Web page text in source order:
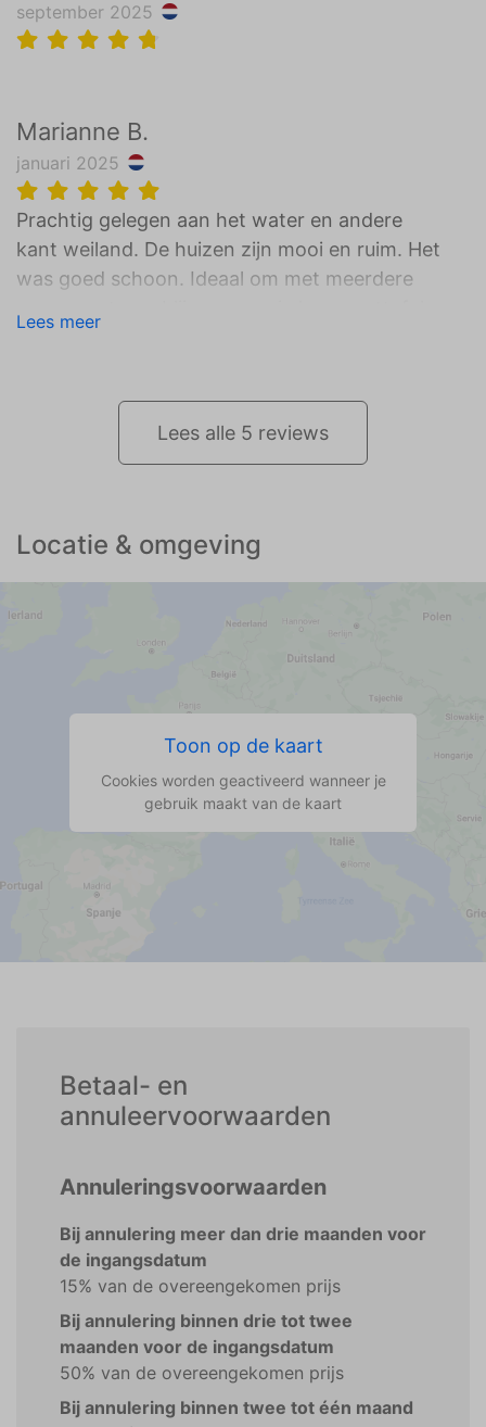
september 2025
Marianne B.
januari 2025
Prachtig gelegen aan het water en andere
kant weiland. De huizen zijn mooi en ruim. Het
was goed schoon. Ideaal om met meerdere
dat er een kerstboom was neergezet.
Keukeninventaris is goed over nagedacht en
Wij hadden huis met sauna wat heerlijk was.
Wij hadden geen kleine kinderen in ons
kindvriendelijkheid niet echt kan aangeven.
Lees meer
Lees alle 5 reviews
Locatie & omgeving
Toon op de kaart
Cookies worden geactiveerd wanneer je
gebruik maakt van de kaart
Betaal- en
annuleervoorwaarden
Annuleringsvoorwaarden
Bij annulering meer dan drie maanden voor
de ingangsdatum
15% van de overeengekomen prijs
Bij annulering binnen drie tot twee
maanden voor de ingangsdatum
50% van de overeengekomen prijs
Bij annulering binnen twee tot één maand